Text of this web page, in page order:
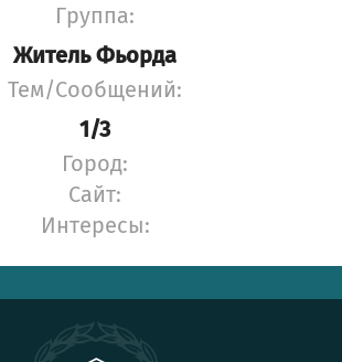
Группа:
Житель Фьорда
Тем/Сообщений:
1/3
Город:
Сайт:
Интересы: